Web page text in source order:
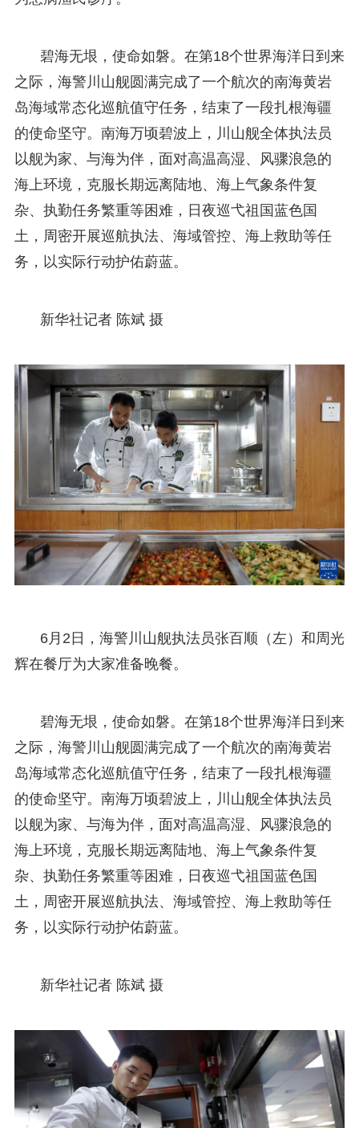
碧海无垠，使命如磐。在第18个世界海洋日到来
之际，海警川山舰圆满完成了一个航次的南海黄岩
岛海域常态化巡航值守任务，结束了一段扎根海疆
的使命坚守。南海万顷碧波上，川山舰全体执法员
以舰为家、与海为伴，面对高温高湿、风骤浪急的
海上环境，克服长期远离陆地、海上气象条件复
杂、执勤任务繁重等困难，日夜巡弋祖国蓝色国
土，周密开展巡航执法、海域管控、海上救助等任
务，以实际行动护佑蔚蓝。
新华社记者 陈斌 摄
6月2日，海警川山舰执法员张百顺（左）和周光
辉在餐厅为大家准备晚餐。
碧海无垠，使命如磐。在第18个世界海洋日到来
之际，海警川山舰圆满完成了一个航次的南海黄岩
岛海域常态化巡航值守任务，结束了一段扎根海疆
的使命坚守。南海万顷碧波上，川山舰全体执法员
以舰为家、与海为伴，面对高温高湿、风骤浪急的
海上环境，克服长期远离陆地、海上气象条件复
杂、执勤任务繁重等困难，日夜巡弋祖国蓝色国
土，周密开展巡航执法、海域管控、海上救助等任
务，以实际行动护佑蔚蓝。
新华社记者 陈斌 摄